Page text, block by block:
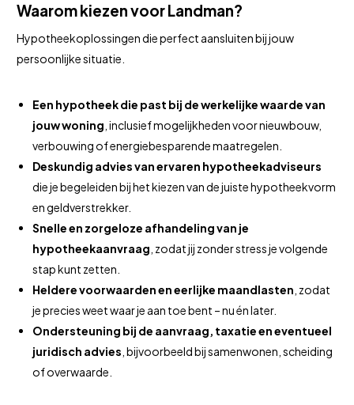
Waarom kiezen voor Landman?
Hypotheekoplossingen die perfect aansluiten bij jouw
persoonlijke situatie.
Een hypotheek die past bij de werkelijke waarde van
jouw woning , inclusief mogelijkheden voor nieuwbouw,
verbouwing of energiebesparende maatregelen.
Deskundig advies van ervaren hypotheekadviseurs
die je begeleiden bij het kiezen van de juiste hypotheekvorm
en geldverstrekker.
Snelle en zorgeloze afhandeling van je
hypotheekaanvraag , zodat jij zonder stress je volgende
stap kunt zetten.
Heldere voorwaarden en eerlijke maandlasten , zodat
je precies weet waar je aan toe bent – nu én later.
Ondersteuning bij de aanvraag, taxatie en eventueel
juridisch advies , bijvoorbeeld bij samenwonen, scheiding
of overwaarde.